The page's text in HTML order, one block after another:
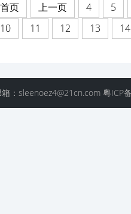
首页 上一页 4
5
10
11 12 13 14
：sleenoez4@21cn.com 粤ICP